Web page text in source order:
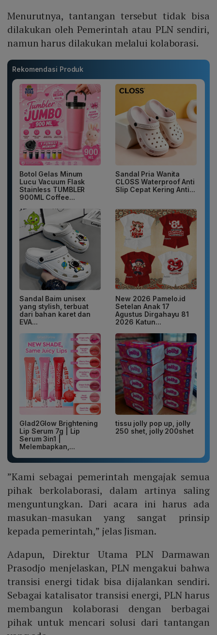
Menurutnya, tantangan tersebut tidak bisa
dilakukan oleh Pemerintah atau PLN sendiri,
namun harus dilakukan melalui kolaborasi.
Rekomendasi Produk
Botol Gelas Minum
Lucu Vacuum Flask
Stainless TUMBLER
900ML Coffee...
Sandal Pria Wanita
CLOSS Waterproof Anti
Slip Cepat Kering Anti...
Sandal Baim unisex
yang stylish, terbuat
dari bahan karet dan
EVA...
New 2026 Pamelo.id
Setelan Anak 17
Agustus Dirgahayu 81
2026 Katun...
Glad2Glow Brightening
Lip Serum 7g | Lip
Serum 3in1 |
Melembapkan,...
tissu jolly pop up, jolly
250 shet, jolly 200shet
”Kami sebagai pemerintah mengajak semua
pihak berkolaborasi, dalam artinya saling
menguntungkan. Dari acara ini harus ada
masukan-masukan yang sangat prinsip
kepada pemerintah,” jelas Jisman.
Adapun, Direktur Utama PLN Darmawan
Prasodjo menjelaskan, PLN mengakui bahwa
transisi energi tidak bisa dijalankan sendiri.
Sebagai katalisator transisi energi, PLN harus
membangun kolaborasi dengan berbagai
pihak untuk mencari solusi dari tantangan